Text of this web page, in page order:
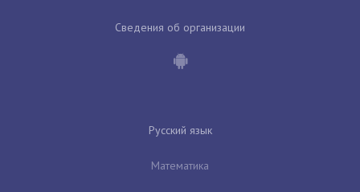
Сведения об организации
Русский язык
Математика